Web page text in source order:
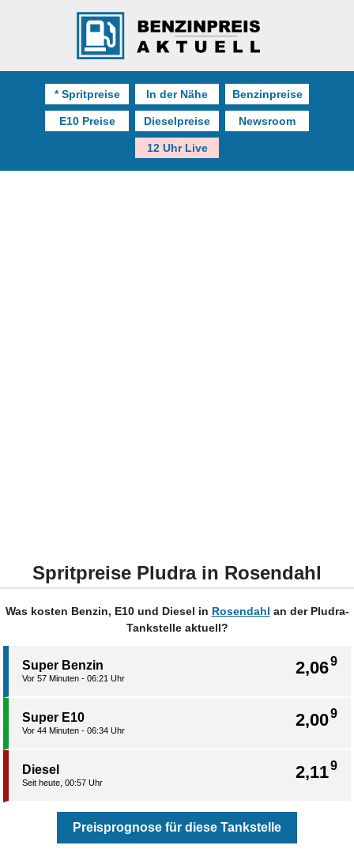
* Spritpreise In der Nähe Benzinpreise
E10 Preise Dieselpreise Newsroom
12 Uhr Live
Spritpreise Pludra in Rosendahl
Was kosten Benzin, E10 und Diesel in Rosendahl an der Pludra-
Tankstelle aktuell?
2,069
Super Benzin
Vor 57 Minuten - 06:21 Uhr
2,009
Super E10
Vor 44 Minuten - 06:34 Uhr
2,119
Diesel
Seit heute, 00:57 Uhr
Preisprognose für diese Tankstelle